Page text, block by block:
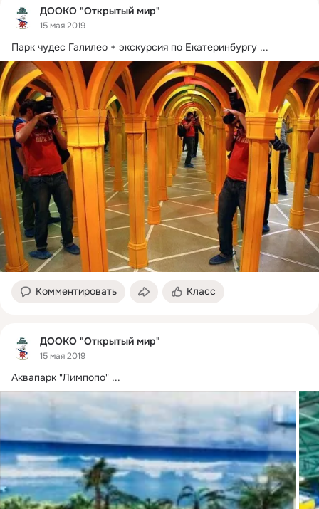
ДООКО "Открытый мир"
15 мая 2019
Парк чудес Галилео + экскурсия по Екатеринбургу ...
Комментировать Класс
ДООКО "Открытый мир"
15 мая 2019
Аквапарк "Лимпопо" ...